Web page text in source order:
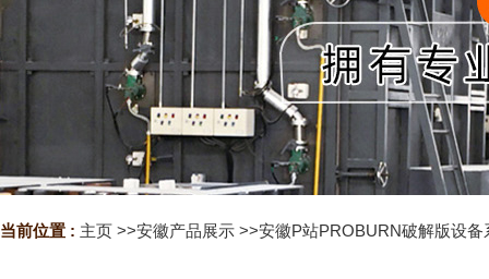
当前位置 : 主页 >>安徽产品展示 >>安徽P站PROBURN破解版设备